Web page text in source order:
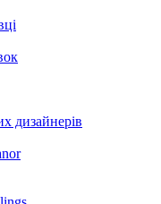
дизайнерів